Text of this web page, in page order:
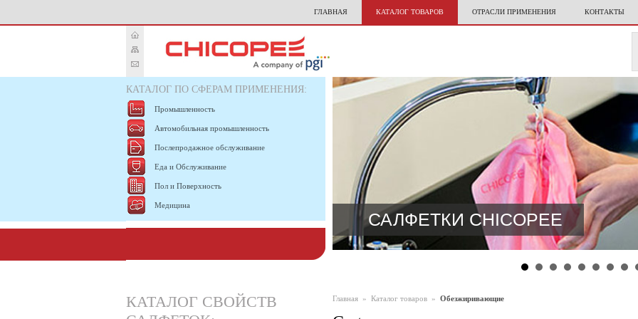
ГЛАВНАЯ КАТАЛОГ ТОВАРОВ ОТРАСЛИ ПРИМЕНЕНИЯ КОНТАКТЫ
КАТАЛОГ ПО СФЕРАМ ПРИМЕНЕНИЯ:
Промышленность
Автомобильная промышленность
Послепродажное обслуживание
Еда и Обслуживание
Пол и Поверхность
Медицина
САЛФЕТКИ CHICOPEE
КАТАЛОГ СВОЙСТВ
Главная » Каталог товаров » Обезжиривающие